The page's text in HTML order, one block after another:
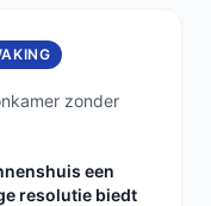
zonder
een
resolutie biedt